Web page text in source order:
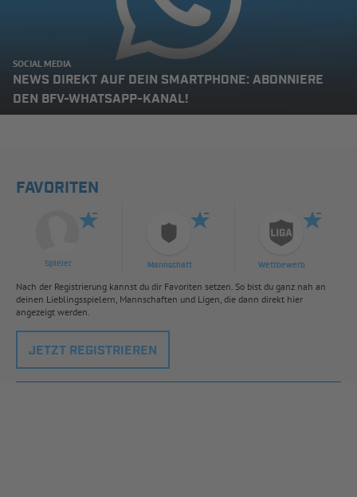
SOCIAL MEDIA
NEWS DIREKT AUF DEIN SMARTPHONE: ABONNIERE
DEN BFV-WHATSAPP-KANAL!
FAVORITEN
Spieler Mannschaft Wettbewerb
Nach der Registrierung kannst du dir Favoriten setzen. So bist du ganz nah an
deinen Lieblingsspielern, Mannschaften und Ligen, die dann direkt hier
angezeigt werden.
JETZT REGISTRIEREN